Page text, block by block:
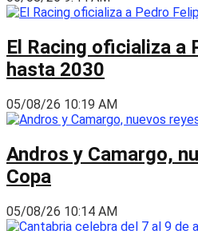
El Racing oficializa a
hasta 2030
05/08/26 10:19 AM
Andros y Camargo,
Copa
05/08/26 10:14 AM